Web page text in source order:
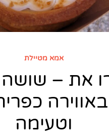
אמא מטיילת
את –
וטעימה